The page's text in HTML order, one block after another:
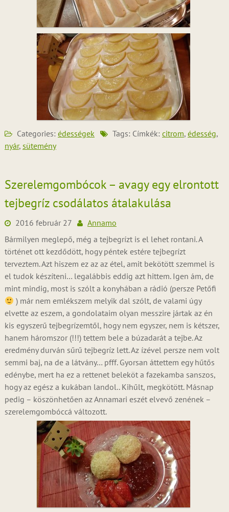
Categories: édességek Tags: Címkék: citrom, édesség,
nyár, sütemény
Szerelemgombócok – avagy egy elrontott
tejbegríz csodálatos átalakulása
2016 február 27
Annamo
Bármilyen meglepő, még a tejbegrízt is el lehet rontani. A
történet ott kezdődött, hogy péntek estére tejbegrízt
terveztem. Azt hiszem ez az az étel, amit bekötött szemmel is
el tudok készíteni… legalábbis eddig azt hittem. Igen ám, de
mint mindig, most is szólt a konyhában a rádió (persze Petőfi
) már nem emlékszem melyik dal szólt, de valami úgy
elvette az eszem, a gondolataim olyan messzire jártak az én
kis egyszerű tejbegrízemtől, hogy nem egyszer, nem is kétszer,
hanem háromszor (!!!) tettem bele a búzadarát a tejbe. Az
eredmény durván sűrű tejbegríz lett. Az ízével persze nem volt
semmi baj, na de a látvány… pfff. Gyorsan áttettem egy hűtős
edénybe, mert ha ez a rettenet beleköt a fazekamba sanszos,
hogy az egész a kukában landol.. Kihűlt, megkötött. Másnap
pedig – köszönhetően az Annamari eszét elvevő zenének –
szerelemgombóccá változott.